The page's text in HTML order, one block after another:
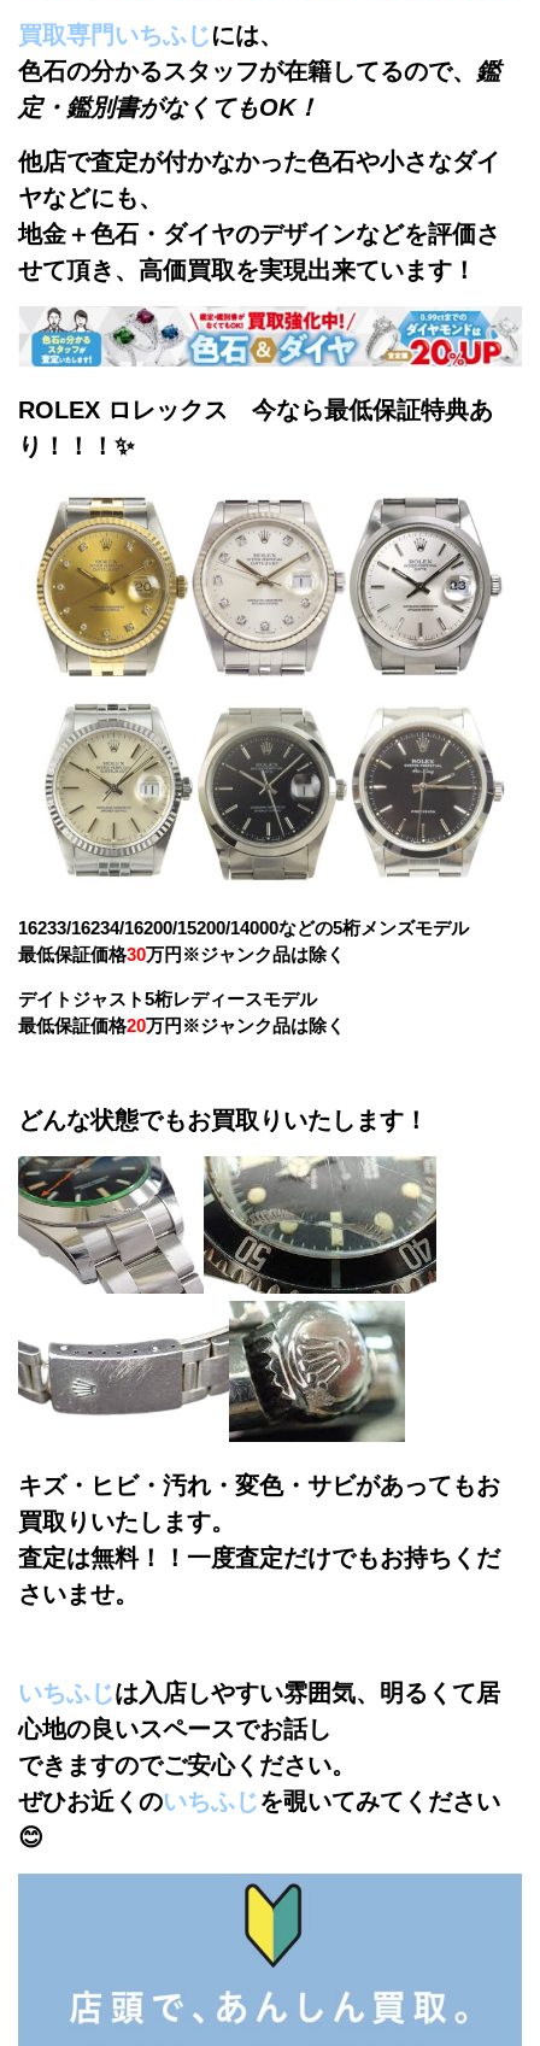
買取専門いちふじには、
色石の分かるスタッフが在籍してるので、 鑑
定・鑑別書がなくてもOK！
他店で査定が付かなかった色石や小さなダイ
ヤなどにも、
地金＋色石・ダイヤのデザインなどを評価さ
せて頂き、高価買取を実現出来ています！
ROLEX ロレックス 今なら最低保証特典あ
り！！！✨
16233/16234/16200/15200/14000などの5桁メンズモデル
最低保証価格30万円 ※ジャンク品は除く
デイトジャスト5桁レディースモデル
最低保証価格20万円※ジャンク品は除く
どんな状態でもお買取りいたします！
キズ・ヒビ・汚れ・変色・サビがあってもお
買取りいたします。
査定は無料！！一度査定だけでもお持ちくだ
さいませ。
いちふじは入店しやすい雰囲気、明るくて居
心地の良いスペースでお話し
できますのでご安心ください。
ぜひお近くのいちふじを覗いてみてください
😊